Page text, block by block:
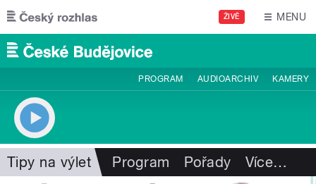
Přejít k hlavnímu obsahu
ŽIVĚ MENU
PROGRAM AUDIOARCHIV KAMERY
Tipy na výlet Program Pořady Více…